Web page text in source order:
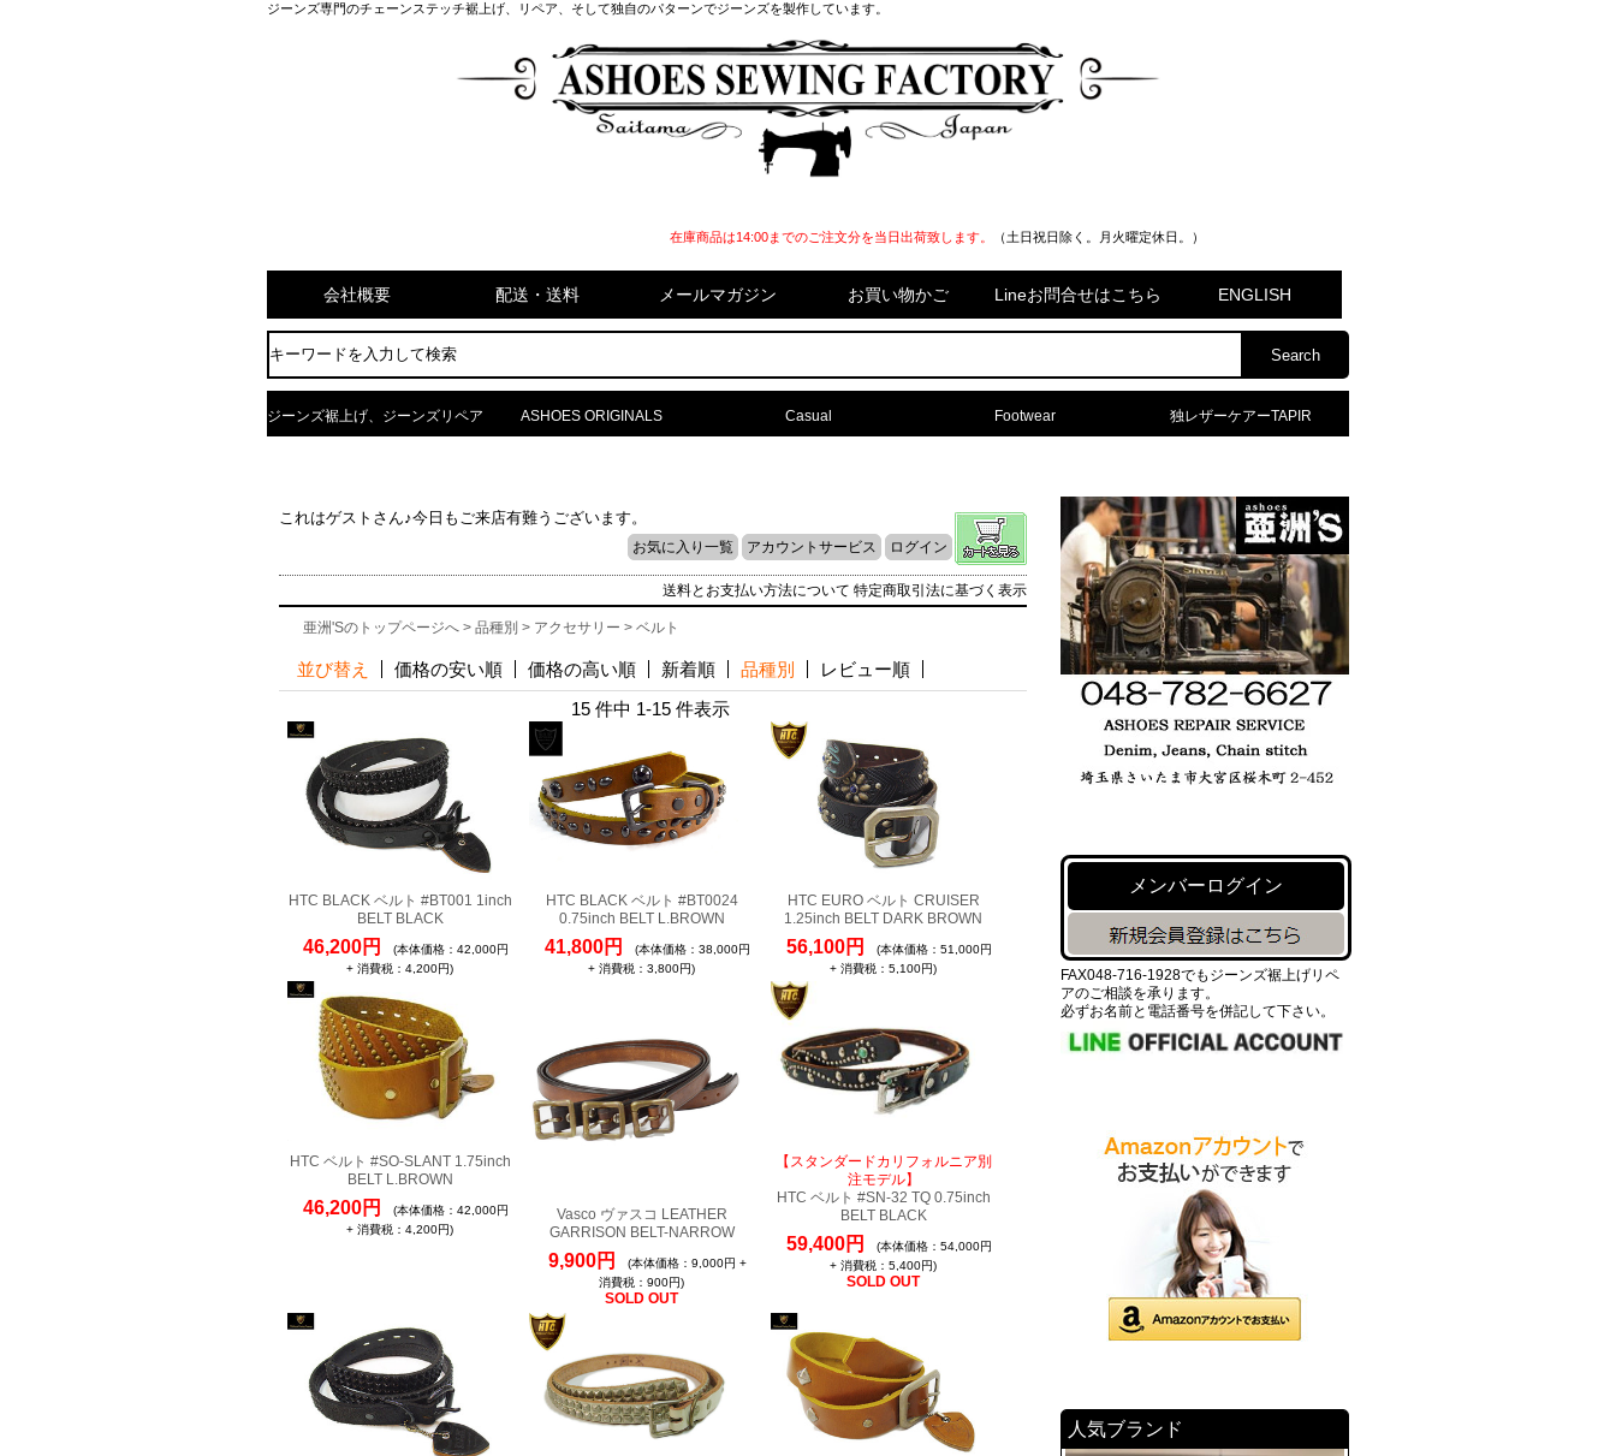
ジーンズ専門のチェーンステッチ裾上げ、リペア、そして独自のパターンでジーンズを製作しています。
在庫商品は14:00までのご注文分を当日出荷致します。 （土日祝日除く。月火曜定休日。）
会社概要 配送・送料 メールマガジン お買い物かご Lineお問合せはこちら ENGLISH
ジーンズ裾上げ、ジーンズリペア ASHOES ORIGINALS Casual Footwear 独レザーケアーTAPIR
これはゲストさん♪今日もご来店有難うございます。
お気に入り一覧 アカウントサービス ログイン
送料とお支払い方法について 特定商取引法に基づく表示
亜洲'Sのトップページへ > 品種別 > アクセサリー > ベルト
並び替え 価格の安い順 価格の高い順 新着順 品種別
レビュー順
15 件中 1-15 件表示
HTC BLACK ベルト #BT001 1inch
BELT BLACK
46,200円
(本体価格：42,000円
+ 消費税：4,200円)
HTC BLACK ベルト #BT0024
0.75inch BELT L.BROWN
41,800円
(本体価格：38,000円
+ 消費税：3,800円)
HTC EURO ベルト CRUISER
1.25inch BELT DARK BROWN
56,100円
(本体価格：51,000円
+ 消費税：5,100円)
HTC ベルト #SO-SLANT 1.75inch
BELT L.BROWN
46,200円
(本体価格：42,000円
+ 消費税：4,200円)
Vasco ヴァスコ LEATHER
GARRISON BELT-NARROW
9,900円
(本体価格：9,000円 +
消費税：900円)
SOLD OUT
【スタンダードカリフォルニア別
注モデル】
HTC ベルト #SN-32 TQ 0.75inch
BELT BLACK
59,400円
(本体価格：54,000円
+ 消費税：5,400円)
SOLD OUT
メンバーログイン
FAX048-716-1928でもジーンズ裾上げリペ
アのご相談を承ります。
必ずお名前と電話番号を併記して下さい。
人気ブランド